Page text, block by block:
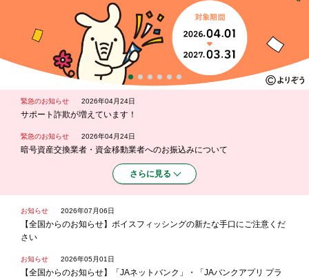
緊急のお知らせ 2026年04月24日
サポート詐欺が増えています！
緊急のお知らせ 2026年04月24日
暗号資産交換業者・資金移動業者へのお振込みについて
さらに見る
お知らせ 2026年07月06日
【全国からのお知らせ】ボイスフィッシングの新たな手口にご注意くだ
さい
お知らせ 2026年05月01日
【全国からのお知らせ】「JAネットバンク」・「JAバンクアプリ プラ